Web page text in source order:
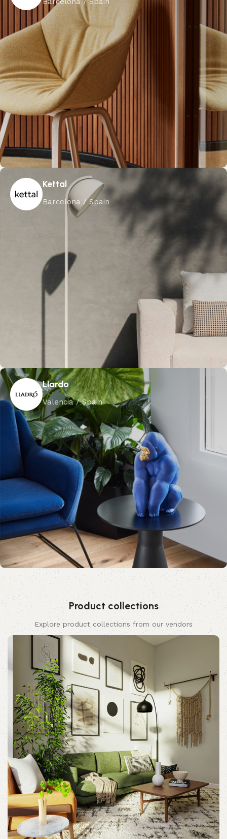
Kettal
Barcelona / Spain
Llardo
Valencia / Spain
Product collections
Explore product collections from our vendors